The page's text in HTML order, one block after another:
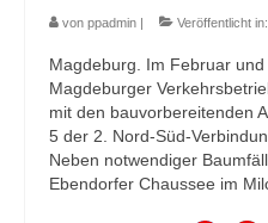
von ppadmin Veröffentlicht in:
Magdeburg. Im Februar
Magdeburger
mit den bauvorbereitenden
5 der 2. Nord-Süd-
Neben notwendiger
Ebendorfer Chaussee im